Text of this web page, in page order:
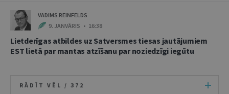
VADIMS REINFELDS
9. JANVĀRIS • 16:38
Lietderīgas atbildes uz Satversmes tiesas jautājumiem
EST lietā par mantas atzīšanu par noziedzīgi iegūtu
RĀDĪT VĒL / 372